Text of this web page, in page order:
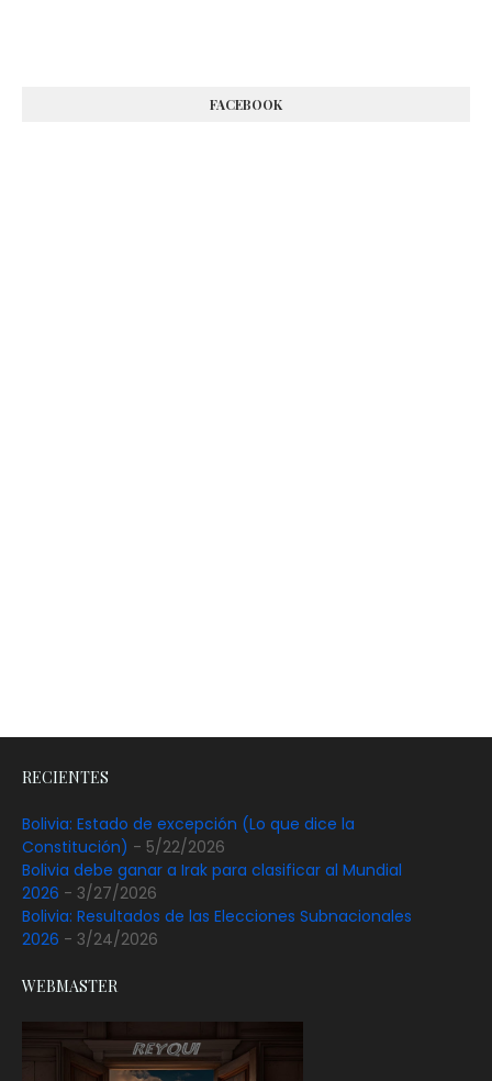
FACEBOOK
RECIENTES
Bolivia: Estado de excepción (Lo que dice la
Constitución) - 5/22/2026
Bolivia debe ganar a Irak para clasificar al Mundial
2026 - 3/27/2026
Bolivia: Resultados de las Elecciones Subnacionales
2026 - 3/24/2026
WEBMASTER